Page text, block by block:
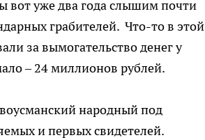
уже два года слышим почти
грабителей. Что-то в этой
за вымогательство денег у
– 24 миллионов рублей.
народный под
и первых свидетелей.